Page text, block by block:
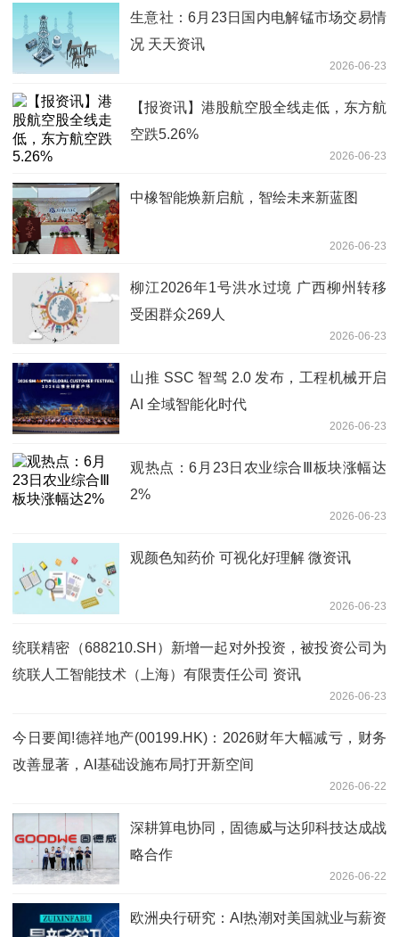
生意社：6月23日国内电解锰市场交易情
况 天天资讯
2026-06-23
【报资讯】港股航空股全线走低，东方航
空跌5.26%
2026-06-23
中橡智能焕新启航，智绘未来新蓝图
2026-06-23
柳江2026年1号洪水过境 广西柳州转移
受困群众269人
2026-06-23
山推 SSC 智驾 2.0 发布，工程机械开启
AI 全域智能化时代
2026-06-23
观热点：6月23日农业综合Ⅲ板块涨幅达
2%
2026-06-23
观颜色知药价 可视化好理解 微资讯
2026-06-23
统联精密（688210.SH）新增一起对外投资，被投资公司为
统联人工智能技术（上海）有限责任公司 资讯
2026-06-23
今日要闻!德祥地产(00199.HK)：2026财年大幅减亏，财务
改善显著，AI基础设施布局打开新空间
2026-06-22
深耕算电协同，固德威与达卯科技达成战
略合作
2026-06-22
欧洲央行研究：AI热潮对美国就业与薪资